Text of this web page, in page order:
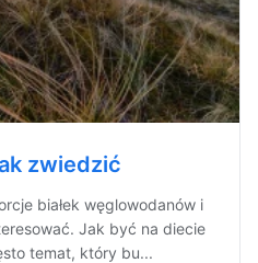
zwiedzić
białek węglowodanów i
Jak być na diecie
temat, który bu...